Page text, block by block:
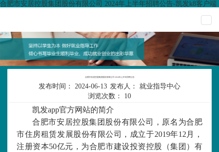
合肥市安居控股集团股份有限公司 2024年上半年招聘公告-凯发k8客户端
合肥市安居控股集团股份有限公司 2024年上半年招聘公告
发布时间： 2024-06-13 发布人：
就业指导中心
浏览次数：
10
凯发app官方网站的简介
合肥市安居控股集团股份有限公司，原名 为合肥
市住房租赁发展股份有限公司， 成立于2019年12月，
注册资本50亿元，为合肥市建设投资控股（集团）有